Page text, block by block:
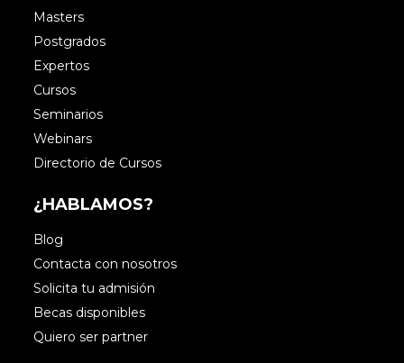
Masters
Postgrados
Expertos
Cursos
Seminarios
Webinars
Directorio de Cursos
¿HABLAMOS?
Blog
Contacta con nosotros
Solicita tu admisión
Becas disponibles
Quiero ser partner